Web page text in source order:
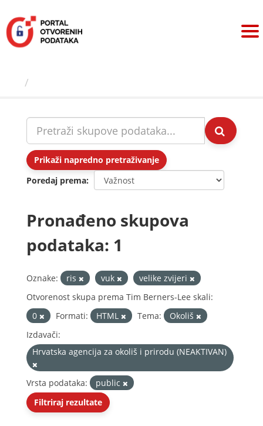
sadržaj
Prikaži napredno pretraživanje
Poredaj prema
Pronađeno skupova
podataka: 1
Oznake: ris vuk
velike zvijeri
Otvorenost skupa prema Tim Berners-Lee skali:
0
Formati: HTML Tema:
Okoliš
Izdavači:
Hrvatska agencija za okoliš i prirodu (NEAKTIVAN)
Vrsta podataka:
public
Filtriraj rezultate